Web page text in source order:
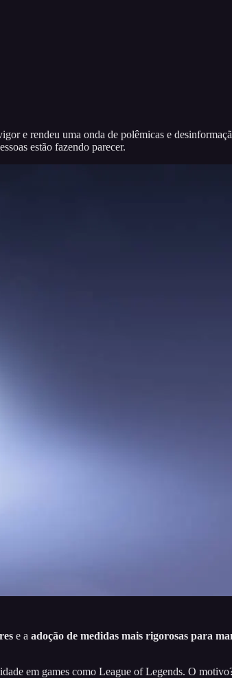
e rendeu uma onda de polêmicas e
estão fazendo parecer.
e a adoção de medidas mais rigorosas para
em games como League of Legends. O